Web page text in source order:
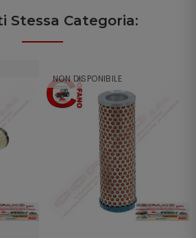
Stessa Categoria:
NON DISPONIBILE